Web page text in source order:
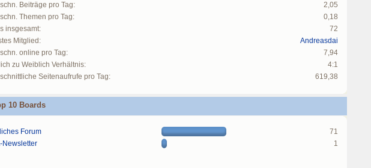
Beiträge pro Tag:
2,05
Themen pro Tag:
0,18
insgesamt:
72
Mitglied:
Andreasdai
online pro Tag:
7,94
zu Weiblich Verhältnis:
4:1
Seitenaufrufe pro Tag:
619,38
10 Boards
Forum
71
Newsletter
1